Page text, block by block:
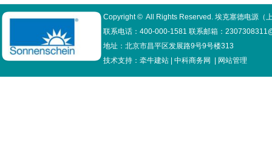
Copyright © All Rights Reserved. 埃克塞德电源（
联系电话：400-000-1581 联系邮箱：
地址：北京市昌平区发展路9号9号楼313
技术支持： 牵牛建站 中科商务网 网站管理